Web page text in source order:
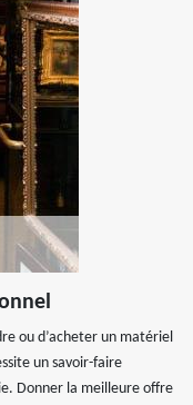
ou d’acheter un matériel
un savoir-faire
Donner la meilleure offre